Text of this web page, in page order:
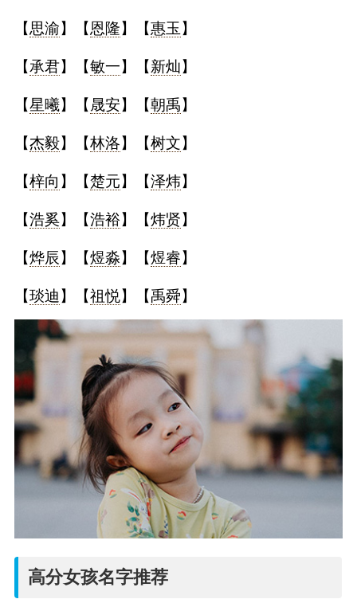
【思渝】【恩隆】【惠玉 】
【承君】【敏一】【新灿】
【星曦】【 晟安】【朝禹】
【杰毅】【林洛】【树文】
【梓向 】【楚元】【泽炜】
【浩奚】【浩裕】【炜贤】
【烨辰 】【煜淼】【煜睿】
【琰迪 】【祖悦】【禹舜】
高分女孩名字推荐